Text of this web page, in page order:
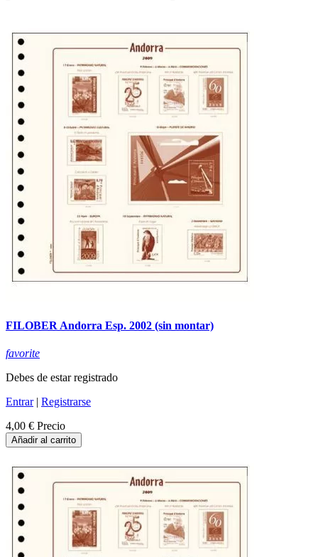
FILOBER Andorra Esp. 2002 (sin montar)
favorite
Debes de estar registrado
Entrar| Registrarse
4,00 € Precio
Añadir al carrito